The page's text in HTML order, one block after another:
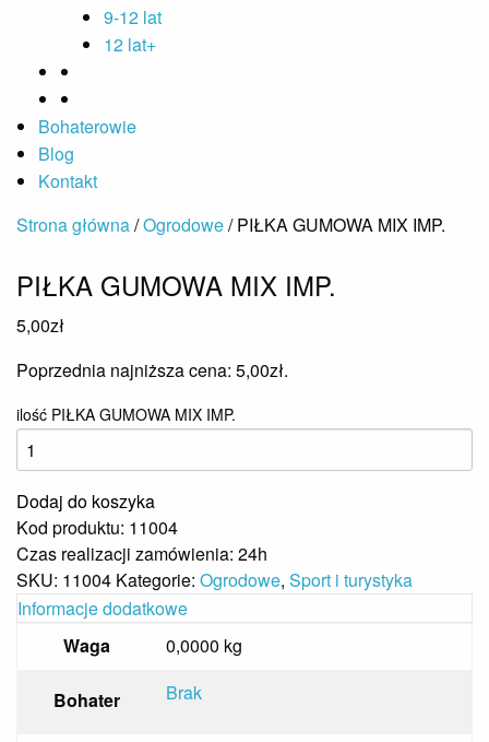
9-12 lat
12 lat+
Bohaterowie
Blog
Kontakt
Strona główna/Ogrodowe/ PIŁKA GUMOWA MIX IMP.
PIŁKA GUMOWA MIX IMP.
5,00zł
Poprzednia najniższa cena: 5,00zł.
ilość PIŁKA GUMOWA MIX IMP.
Dodaj do koszyka
Kod produktu: 11004
Czas realizacji zamówienia: 24h
SKU: 11004 Kategorie: Ogrodowe, Sport i turystyka
Informacje dodatkowe
Waga
0,0000 kg
Bohater Brak